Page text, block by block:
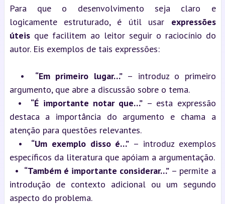
Para que o desenvolvimento seja claro e
logicamente estruturado, é útil usar expressões
úteis que facilitem ao leitor seguir o raciocínio do
autor. Eis exemplos de tais expressões:
• “Em primeiro lugar…” – introduz o primeiro
argumento, que abre a discussão sobre o tema.
• “É importante notar que…” – esta expressão
destaca a importância do argumento e chama a
atenção para questões relevantes.
• “Um exemplo disso é…” – introduz exemplos
específicos da literatura que apóiam a argumentação.
• “Também é importante considerar…” – permite a
introdução de contexto adicional ou um segundo
aspecto do problema.